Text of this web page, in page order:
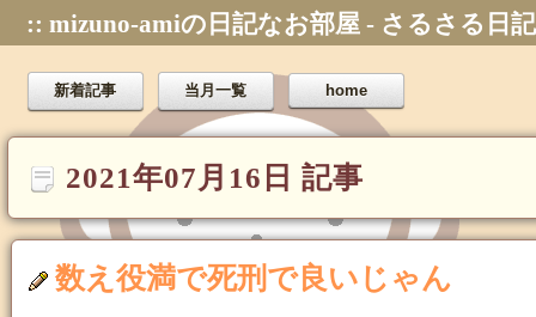
:: mizuno-amiの日記なお部屋 - さるさる日
新着記事 当月一覧 home
2021年07月16日 記事
数え役満で死刑で良いじゃん